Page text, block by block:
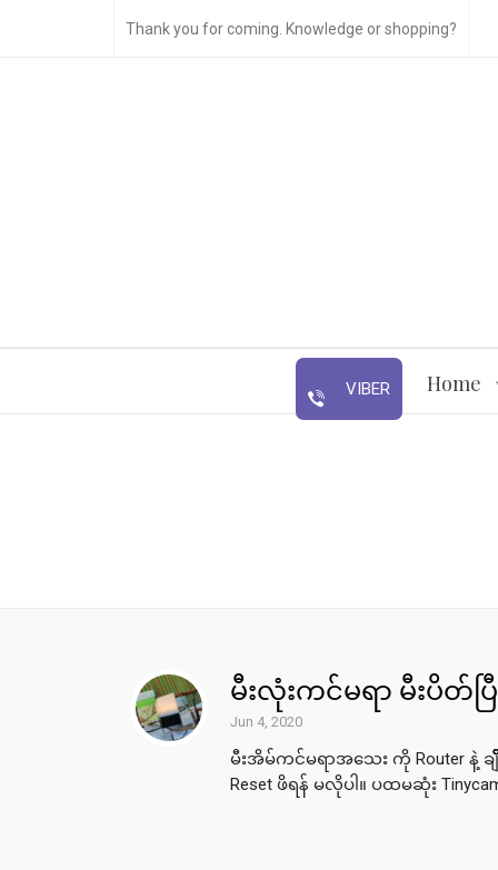
Thank you for coming. Knowledge or shopping?
VIBER Home
မီးလုံးကင်မရာ မီးပိတ်ပ
Jun 4, 2020
မီးအိမ်ကင်မရာအသေး ကို Router နဲ့
Reset ဖိရန် မလိုပါ။ ပထမဆုံး